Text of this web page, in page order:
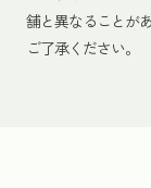
舗と異なることが
ご了承ください。